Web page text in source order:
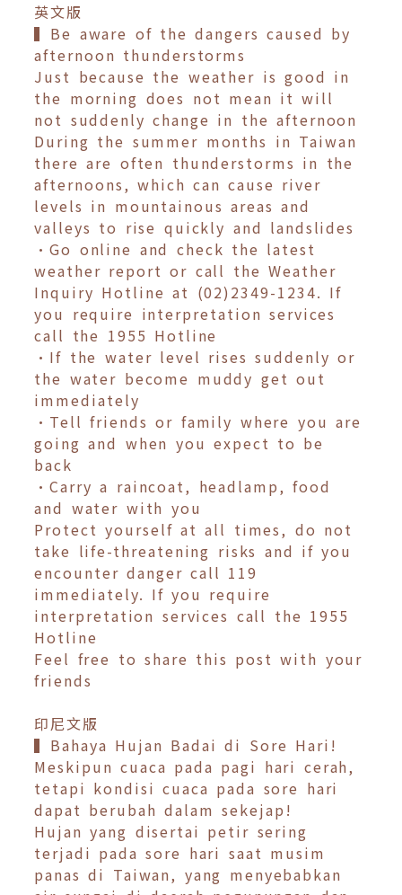
英文版
▍Be aware of the dangers caused by
afternoon thunderstorms
Just because the weather is good in
the morning does not mean it will
not suddenly change in the afternoon
During the summer months in Taiwan
there are often thunderstorms in the
afternoons, which can cause river
levels in mountainous areas and
valleys to rise quickly and landslides
•Go online and check the latest
weather report or call the Weather
Inquiry Hotline at (02)2349-1234. If
you require interpretation services
call the 1955 Hotline
•If the water level rises suddenly or
the water become muddy get out
immediately
•Tell friends or family where you are
going and when you expect to be
back
•Carry a raincoat, headlamp, food
and water with you
Protect yourself at all times, do not
take life-threatening risks and if you
encounter danger call 119
immediately. If you require
interpretation services call the 1955
Hotline
Feel free to share this post with your
friends
印尼文版
▍Bahaya Hujan Badai di Sore Hari!
Meskipun cuaca pada pagi hari cerah,
tetapi kondisi cuaca pada sore hari
dapat berubah dalam sekejap!
Hujan yang disertai petir sering
terjadi pada sore hari saat musim
panas di Taiwan, yang menyebabkan